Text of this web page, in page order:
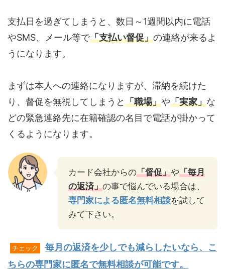
支払日を過ぎてしまうと、数日～1週間以内に電話
やSMS、メール等で「支払い督促」の連絡が来るよ
うになります。
まずは本人への連絡になりますが、滞納を続けた
り、督促を無視してしまうと「職場」や「実家」な
どの緊急連絡先に在籍確認の名目で電話が掛かって
くるようになります。
カード会社からの「督促」や「毎月
の返済」の事で悩んでいる場合は、
専門家による匿名無料相談を試して
みて下さい。
チェック
毎月の返済を少しでも減らしたいなら、こ
ちらの専門家に匿名で無料相談が可能です。